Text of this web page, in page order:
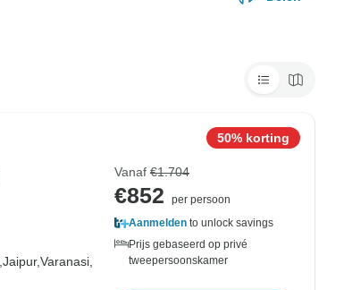
Jaipur,Varanasi,
50% korting
Vanaf €1.704
€852
per persoon
Aanmelden to unlock savings
Prijs gebaseerd op privé
tweepersoonskamer